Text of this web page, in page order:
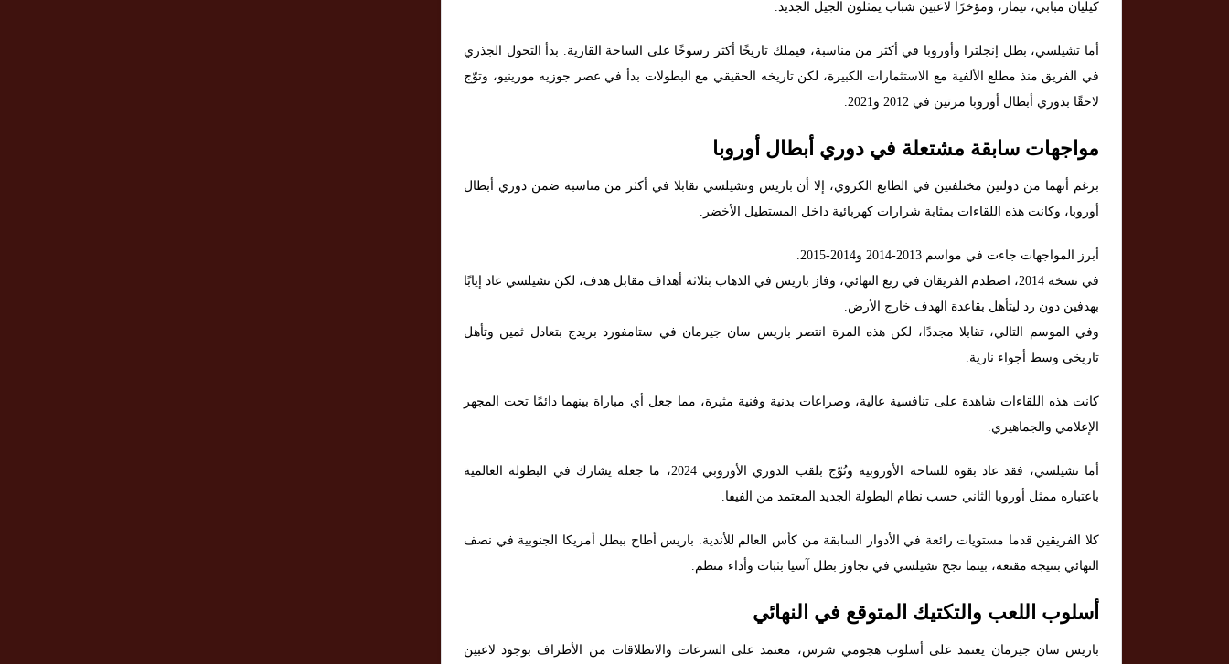
كيليان مبابي، نيمار، ومؤخرًا لاعبين شباب يمثلون الجيل الجديد.
أما تشيلسي، بطل إنجلترا وأوروبا في أكثر من مناسبة، فيملك تاريخًا أكثر رسوخًا على الساحة القارية. بدأ التحول الجذري
في الفريق منذ مطلع الألفية مع الاستثمارات الكبيرة، لكن تاريخه الحقيقي مع البطولات بدأ في عصر جوزيه مورينيو، وتوّج
لاحقًا بدوري أبطال أوروبا مرتين في 2012 و2021.
مواجهات سابقة مشتعلة في دوري أبطال أوروبا
برغم أنهما من دولتين مختلفتين في الطابع الكروي، إلا أن باريس وتشيلسي تقابلا في أكثر من مناسبة ضمن دوري أبطال
أوروبا، وكانت هذه اللقاءات بمثابة شرارات كهربائية داخل المستطيل الأخضر.
أبرز المواجهات جاءت في مواسم 2013-2014 و2014-2015.
في نسخة 2014، اصطدم الفريقان في ربع النهائي، وفاز باريس في الذهاب بثلاثة أهداف مقابل هدف، لكن تشيلسي عاد إيابًا
بهدفين دون رد ليتأهل بقاعدة الهدف خارج الأرض.
وفي الموسم التالي، تقابلا مجددًا، لكن هذه المرة انتصر باريس سان جيرمان في ستامفورد بريدج بتعادل ثمين وتأهل
تاريخي وسط أجواء نارية.
كانت هذه اللقاءات شاهدة على تنافسية عالية، وصراعات بدنية وفنية مثيرة، مما جعل أي مباراة بينهما دائمًا تحت المجهر
الإعلامي والجماهيري.
أما تشيلسي، فقد عاد بقوة للساحة الأوروبية وتُوّج بلقب الدوري الأوروبي 2024، ما جعله يشارك في البطولة العالمية
باعتباره ممثل أوروبا الثاني حسب نظام البطولة الجديد المعتمد من الفيفا.
كلا الفريقين قدما مستويات رائعة في الأدوار السابقة من كأس العالم للأندية. باريس أطاح ببطل أمريكا الجنوبية في نصف
النهائي بنتيجة مقنعة، بينما نجح تشيلسي في تجاوز بطل آسيا بثبات وأداء منظم.
أسلوب اللعب والتكتيك المتوقع في النهائي
باريس سان جيرمان يعتمد على أسلوب هجومي شرس، معتمد على السرعات والانطلاقات من الأطراف بوجود لاعبين